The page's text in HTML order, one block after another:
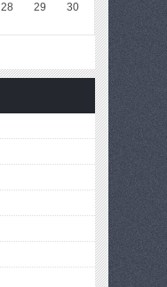
28 29
30